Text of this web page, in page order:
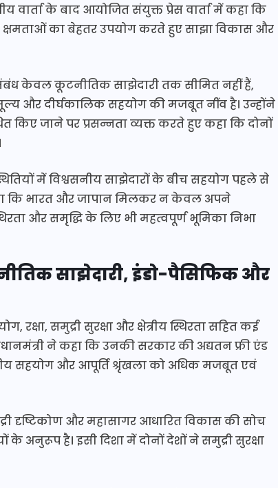
वार्ता के बाद आयोजित संयुक्त प्रेस वार्ता में कहा कि
का बेहतर उपयोग करते हुए साझा विकास और
केवल कूटनीतिक साझेदारी तक सीमित नहीं हैं,
और दीर्घकालिक सहयोग की मजबूत नींव है। उन्होंने
किए जाने पर प्रसन्नता व्यक्त करते हुए कहा कि दोनों
में विश्वसनीय साझेदारों के बीच सहयोग पहले से
कि भारत और जापान मिलकर न केवल अपने
और समृद्धि के लिए भी महत्वपूर्ण भूमिका निभा
साझेदारी, इंडो-पैसिफिक और
समुद्री सुरक्षा और क्षेत्रीय स्थिरता सहित कई
ने कहा कि उनकी सरकार की अद्यतन फ्री एंड
सहयोग और आपूर्ति श्रृंखला को अधिक मजबूत एवं
दृष्टिकोण और महासागर आधारित विकास की सोच
के अनुरूप है। इसी दिशा में दोनों देशों ने समुद्री सुरक्षा